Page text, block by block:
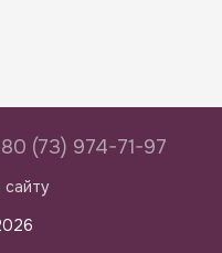
(73) 974-71-97
сайту